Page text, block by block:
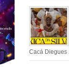
Cacá Diegues